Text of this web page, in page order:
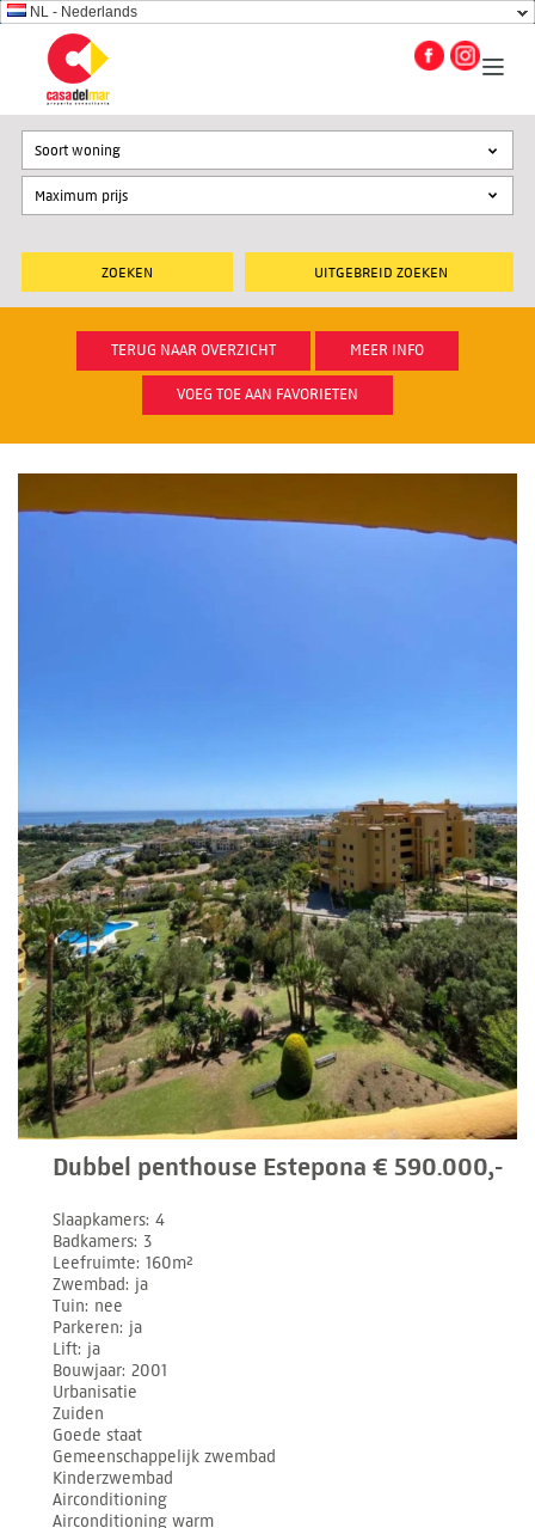
NL - Nederlands
UITGEBREID ZOEKEN
Soort woning
TERUG NAAR OVERZICHT MEER INFO
VOEG TOE AAN FAVORIETEN
Dubbel penthouse Estepona € 590.000,-
Slaapkamers 4
Badkamers 3
Leefruimte 160m²
Zwembad ja
Tuin nee
Parkeren ja
Lift ja
Bouwjaar 2001
Urbanisatie
Zuiden
Goede staat
Gemeenschappelijk zwembad
Kinderzwembad
Airconditioning
Airconditioning warm